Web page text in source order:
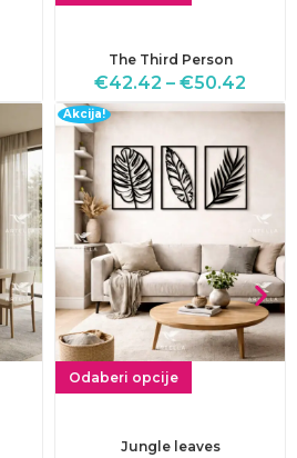
The Third Person
€42.42 – €50.42
Akcija!
Odaberi opcije
Jungle leaves